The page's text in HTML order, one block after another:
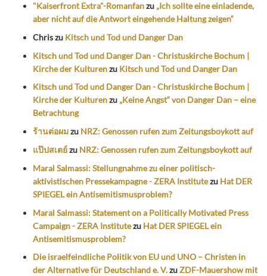
"Kaiserfront Extra"-Romanfanzu „Ich sollte eine einladende,
aber nicht auf die Antwort eingehende Haltung zeigen“
Chriszu Kitsch und Tod und Danger Dan
Kitsch und Tod und Danger Dan - Christuskirche Bochum |
Kirche der Kulturenzu Kitsch und Tod und Danger Dan
Kitsch und Tod und Danger Dan - Christuskirche Bochum |
Kirche der Kulturenzu „Keine Angst“ von Danger Dan – eine
Betrachtung
ร้านต่อผมzu NRZ: Genossen rufen zum Zeitungsboykott auf
แป๊ปสเตย์zu NRZ: Genossen rufen zum Zeitungsboykott auf
Maral Salmassi: Stellungnahme zu einer politisch-
aktivistischen Pressekampagne - ZERA Institutezu Hat DER
SPIEGEL ein Antisemitismusproblem?
Maral Salmassi: Statement on a Politically Motivated Press
Campaign - ZERA Institutezu Hat DER SPIEGEL ein
Antisemitismusproblem?
Die israelfeindliche Politik von EU und UNO – Christen in
der Alternative für Deutschland e. V.zuZDF-Mauershow mit